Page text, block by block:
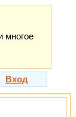
многое
Вход